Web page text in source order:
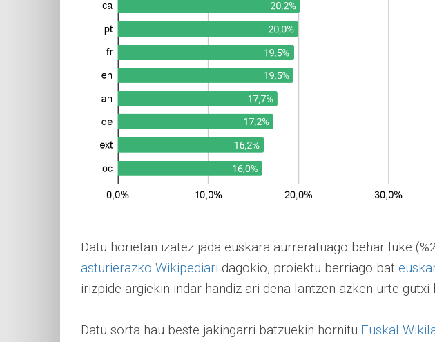
Datu horietan izatez jada euskara aurreratuago behar luke
asturierazko Wikipediari dagokio, proiektu berriago bat
irizpide argiekin indar handiz ari dena lantzen azken urte gutxi
Datu sorta hau beste jakingarri batzuekin hornitu Euskal